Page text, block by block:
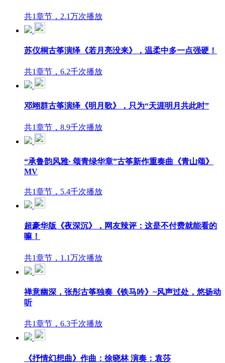
共1章节，2.1万次播放
苏仪桐古筝演绎《若月亮没来》，温柔中多一点强硬！
共1章节，6.2千次播放
邓翊群古筝演绎《明月歌》，只为“天涯明月共此时”
共1章节，8.9千次播放
“承鲁韵风雅· 颂青绿华章”古筝新作重奏曲《青山颂》
MV
共1章节，5.4千次播放
超豪华版《夜深沉》，网友辣评：这是不付费就能看的
嘛！
共1章节，1.1万次播放
禅意幽深，张彤古筝独奏《铁马吟》~风声过处，悠扬动
听
共1章节，6.3千次播放
《抒情幻想曲》作曲：徐晓林 演奏：袁莎